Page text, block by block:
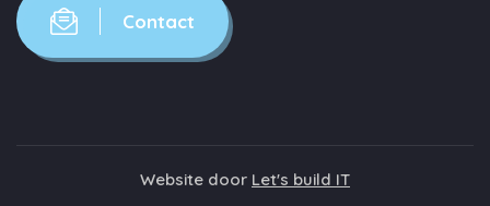
Contact
Website door Let's build IT